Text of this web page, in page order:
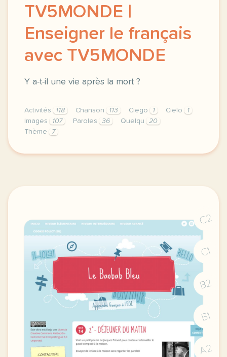
TV5MONDE |
Enseigner le français
avec TV5MONDE
Y a-t-il une vie après la mort ?
Activités 118 Chanson 113 Ciego 1 Cielo
1
Images
107 Paroles 36 Quelqu
20
Thème
7
le respect de votre vie privee est une priorite
C2
C1
B2
B1
A2